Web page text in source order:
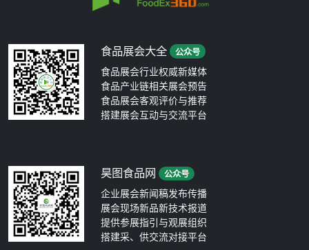
食品展会大全 公众号
食品展会行业权威新媒体
食品产业链相关展会预告
食品展会客观评价与推荐
搭建展会互动与交流平台
昊图食品网 公众号
企业展会新闻稿发布传播
展会现场新品新技术报道
提供参展指引与观展组织
搭建采、供交流对接平台